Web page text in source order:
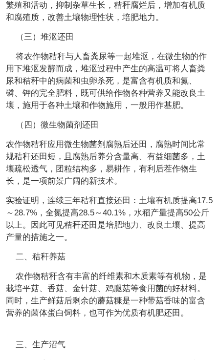
繁殖和活动，抑制杂草生长，秸秆腐烂后，增加有机质
和腐殖质，改善土壤物理性状，培肥地力。
（三）堆沤还田
将农作物秸秆与人畜粪尿等一起堆沤，在微生物的作
用下堆沤发酵而成，堆沤过程中产生的高温可将人畜粪
尿和秸秆中的病菌和虫卵杀死，是富含有机质和氮、
磷、钾的完全肥料，既可供给作物各种营养又能改良土
壤，施用于各种土壤和作物施用，一般用作基肥。
（四）微生物菌剂还田
农作物秸秆应用微生物菌剂腐熟后还田，腐熟时间比常
规秸秆还田短，且腐熟后养分含量高、有益细菌多，土
壤疏松透气，团粒结构多，易耕作，有利后茬作物生
长，是一项前景广阔的新技术。
实验证明，连续三年秸秆直接还田：土壤有机质提高17.5
～28.7%，全氮提高28.5～40.1%，水稻产量提高50公斤
以上。因此可见秸秆还田是培肥地力、改良土壤、提高
产量的措施之一。
二、秸秆养菇
农作物秸秆含有丰富的纤维素和木质素等有机物，是
栽培平菇、香菇、金针菇、鸡腿菇等食用菌的好材料。
同时，生产鲜菇后剩余的蘑菇糠是一种带菇香味的富含
营养的菌体蛋白饲料，也可作为优质有机肥还田。
三、生产沼气